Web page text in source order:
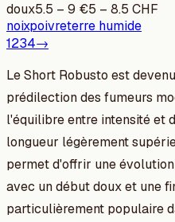
doux5.5 – 9 €5 – 8.5 CHF
noixpoivreterre humide
1234→
Le Short Robusto est
prédilection des fumeurs
l'équilibre entre intensité et
longueur légèrement
permet d'offrir une
avec un début doux et une
particulièrement populaire